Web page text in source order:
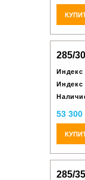
285/
Индекс
Индекс
53
285/